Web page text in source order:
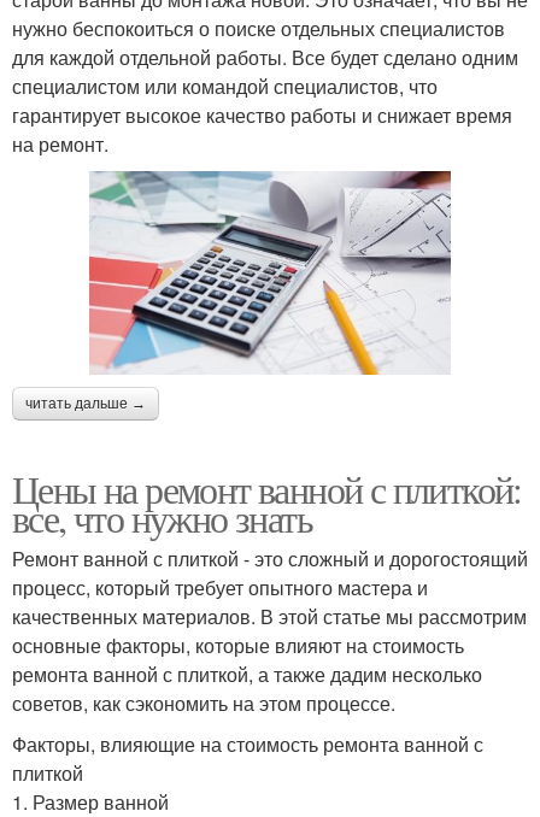
нужно беспокоиться о поиске отдельных специалистов
для каждой отдельной работы. Все будет сделано одним
специалистом или командой специалистов, что
гарантирует высокое качество работы и снижает время
на ремонт.
читать дальше →
Цены на ремонт ванной с плиткой:
все, что нужно знать
Ремонт ванной с плиткой - это сложный и дорогостоящий
процесс, который требует опытного мастера и
качественных материалов. В этой статье мы рассмотрим
основные факторы, которые влияют на стоимость
ремонта ванной с плиткой, а также дадим несколько
советов, как сэкономить на этом процессе.
Факторы, влияющие на стоимость ремонта ванной с
плиткой
1. Размер ванной